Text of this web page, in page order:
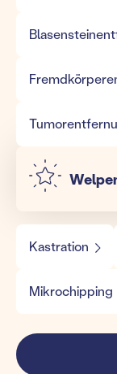
Kastration
Mikrochipping